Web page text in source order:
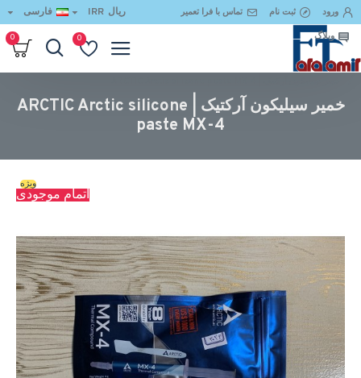
ورود ثبت نام تماس با فرا تعمیر
وبلاگ
ریال IRR فارسی
0
0
خمیر سیلیکون آرکتیک | ARCTIC Arctic silicone
paste MX-4
ویژه
اتمام موجودی